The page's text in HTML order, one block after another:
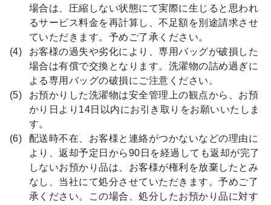
場合は、圧縮しない状態にて実際に生じると思われ
るサービス料金を再計算し、不足額を別途請求させ
ていただきます。予めご了承ください。
お客様の過失や劣化により、専用バッグが破損した
場合は有償で交換となります。洗濯物の詰め過ぎに
よる専用バッグの破損にご注意ください。
お預かりした洗濯物は安全管理上の観点から、お預
かり日より14日以内にお引き取りをお願いいたしま
す。
配送時不在、お客様と連絡がつかないなどの理由に
より、返却予定日から90日を経過しても返却が完了
しないお預かり品は、お客様が権利を放棄したとみ
なし、当社にて処分させていただきます。予めご了
承ください。この場合、処分したお預かり品に対す